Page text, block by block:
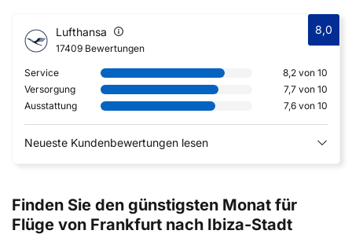
Lufthansa
17409 Bewertungen
8,0
Service
8,2 von 10
Versorgung
7,7 von 10
Ausstattung
7,6 von 10
Neueste Kundenbewertungen lesen
Finden Sie den günstigsten Monat für
Flüge von Frankfurt nach Ibiza-Stadt